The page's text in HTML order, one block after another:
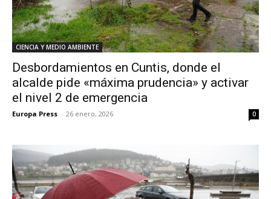
CIENCIA Y MEDIO AMBIENTE
Desbordamientos en Cuntis, donde el
alcalde pide «máxima prudencia» y activar
el nivel 2 de emergencia
Europa Press - 26 enero, 2026 0